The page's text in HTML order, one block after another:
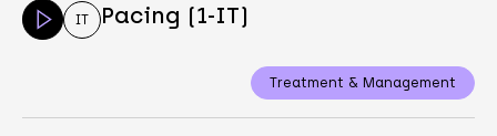
IT Pacing (1-IT)
Treatment & Management